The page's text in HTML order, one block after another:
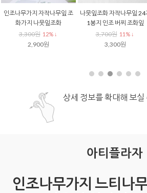
인조나무가지 자작나무잎 조
화가지 나뭇잎조화
3,300원 12% ↓
2,900원
나뭇잎조화 자작나무잎 24
1봉지 인조 버찌 조화잎
3,700원 11% ↓
3,300원
상세 정보를 확대해 보실
아티플라자
인조나무가지 느티나